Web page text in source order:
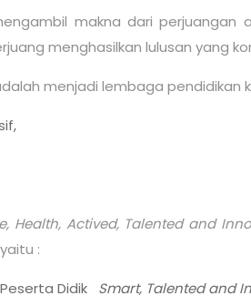
makna dari
menghasilkan lulusan yang
menjadi lembaga
Health, Actived, Talented and
:
Didik Smart, Talented and